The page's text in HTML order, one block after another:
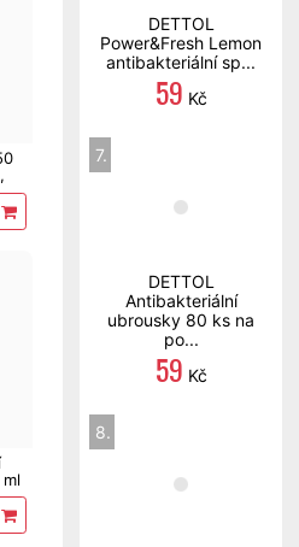
DETTOL
Power&Fresh Lemon
antibakteriální sp...
59 Kč
7.
DETTOL
Antibakteriální
ubrousky 80 ks na
po...
59 Kč
8.